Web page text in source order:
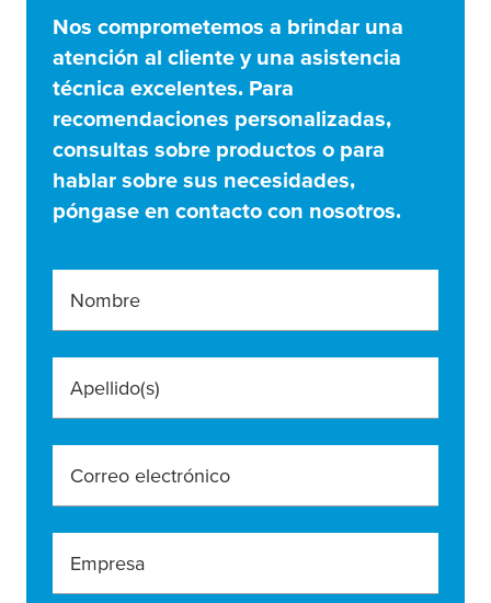
Nos comprometemos a brindar una
atención al cliente y una asistencia
técnica excelentes. Para
recomendaciones personalizadas,
consultas sobre productos o para
hablar sobre sus necesidades,
póngase en contacto con nosotros.
Nombre
Apellido(s)
Correo electrónico
Empresa